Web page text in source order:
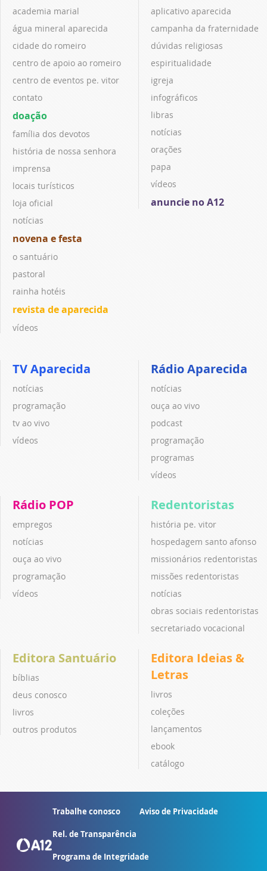
academia marial
água mineral aparecida
cidade do romeiro
centro de apoio ao romeiro
centro de eventos pe. vitor
contato
doação
família dos devotos
história de nossa senhora
imprensa
locais turísticos
loja oficial
notícias
novena e festa
o santuário
pastoral
rainha hotéis
revista de aparecida
vídeos
aplicativo aparecida
campanha da fraternidade
dúvidas religiosas
espiritualidade
igreja
infográficos
libras
notícias
orações
papa
vídeos
anuncie no A12
TV Aparecida
notícias
programação
tv ao vivo
vídeos
Rádio Aparecida
notícias
ouça ao vivo
podcast
programação
programas
vídeos
Rádio POP
empregos
notícias
ouça ao vivo
programação
vídeos
Redentoristas
história pe. vitor
hospedagem santo afonso
missionários redentoristas
missões redentoristas
notícias
obras sociais redentoristas
secretariado vocacional
Editora Santuário
bíblias
deus conosco
livros
outros produtos
Editora Ideias &
Letras
livros
coleções
lançamentos
ebook
catálogo
Trabalhe conosco Aviso de Privacidade
Rel. de Transparência
Programa de Integridade